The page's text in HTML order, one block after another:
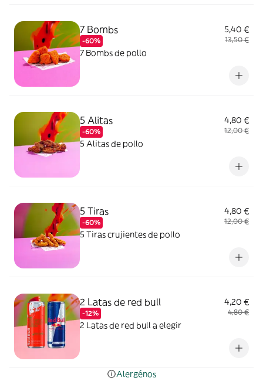
7 Bombs
-60%
5,40 €
13,50 €
7 Bombs de pollo
5 Alitas
-60%
4,80 €
12,00 €
5 Alitas de pollo
5 Tiras
-60%
4,80 €
12,00 €
5 Tiras crujientes de pollo
2 Latas de red bull
-12%
4,20 €
4,80 €
2 Latas de red bull a elegir
Alergénos